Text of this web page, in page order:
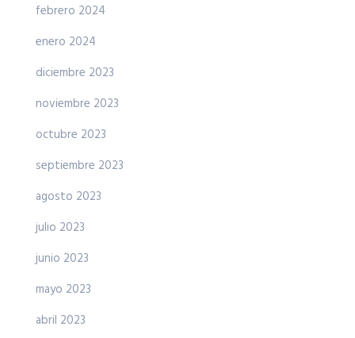
febrero 2024
enero 2024
diciembre 2023
noviembre 2023
octubre 2023
septiembre 2023
agosto 2023
julio 2023
junio 2023
mayo 2023
abril 2023